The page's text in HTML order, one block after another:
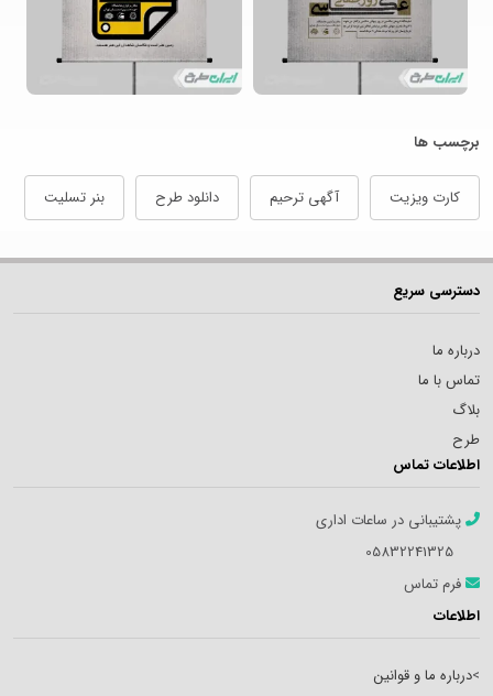
برچسب ها
کارت ویزیت آگهی ترحیم دانلود طرح بنر تسلیت
دسترسی سریع
درباره ما
تماس با ما
بلاگ
طرح
اطلاعات تماس
پشتیبانی در ساعات اداری
05832241325
فرم تماس
اطلاعات
>درباره ما و قوانین